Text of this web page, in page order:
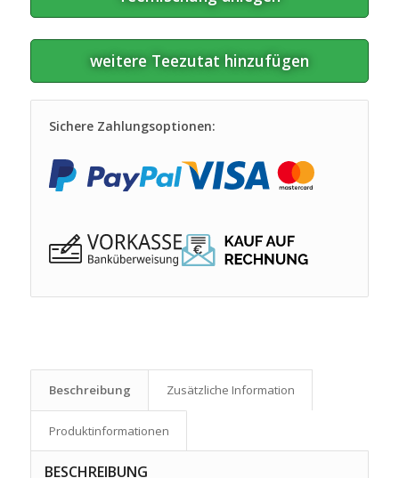
weitere Teezutat hinzufügen
Sichere Zahlungsoptionen:
Beschreibung Zusätzliche Information
Produkt­informationen
BESCHREIBUNG